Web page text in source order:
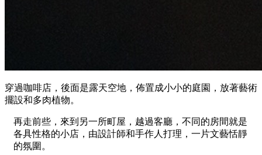
穿過咖啡店，後面是露天空地，佈置成小小的庭園，放著藝術
擺設和多肉植物。
再走前些，來到另一所町屋，越過客廳，不同的房間就是
各具性格的小店，由設計師和手作人打理，一片文藝恬靜
的氛圍。